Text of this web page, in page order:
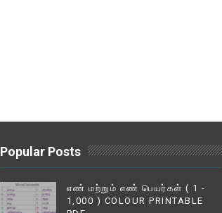
Popular Posts
எண் மற்றும் எண் பெயர்கள் ( 1 -
1,000 ) COLOUR PRINTABLE